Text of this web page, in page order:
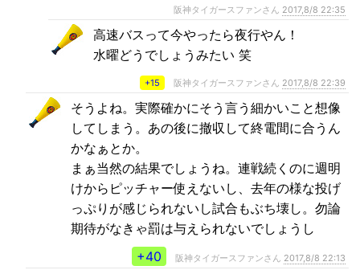
阪神タイガースファンさん 2017,8/8 22:35
高速バスって今やったら夜行やん！
水曜どうでしょうみたい 笑
+15 阪神タイガースファンさん 2017,8/8 22:39
そうよね。実際確かにそう言う細かいこと想像
してしまう。あの後に撤収して終電間に合うん
かなぁとか。
まぁ当然の結果でしょうね。連戦続くのに週明
けからピッチャー使えないし、去年の様な投げ
っぷりが感じられないし試合もぶち壊し。勿論
期待がなきゃ罰は与えられないでしょうし
+40
阪神タイガースファンさん 2017,8/8 22:13